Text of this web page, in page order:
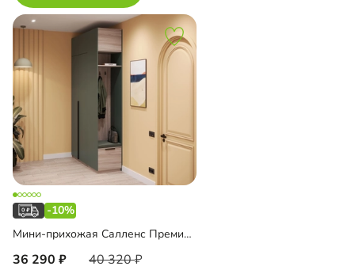
-10%
Мини-прихожая Салленс Премиум торцевая с антресолью
36 290 40 320